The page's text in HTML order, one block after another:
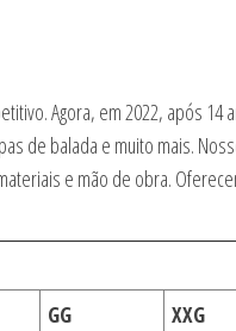
Agora, em 2022, após 14
de balada e muito mais.
e mão de obra.
GG XXG